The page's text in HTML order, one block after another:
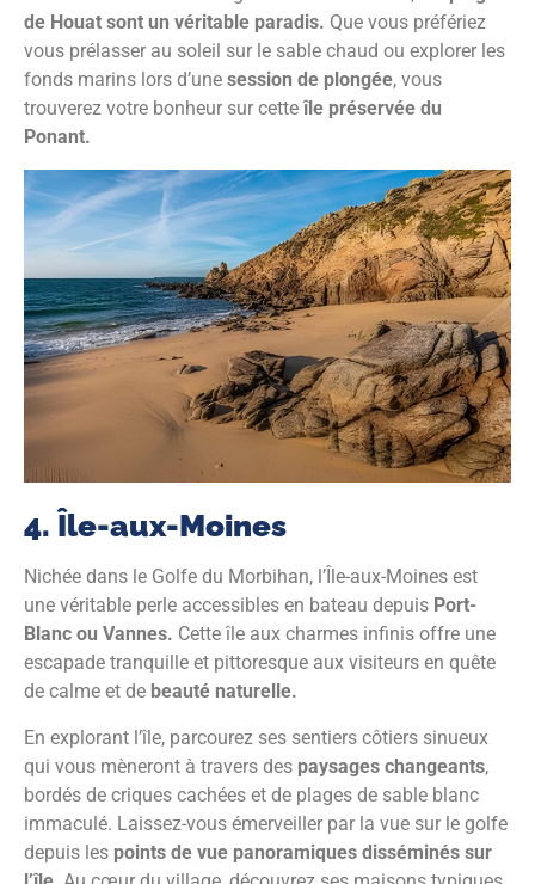
de Houat sont un véritable paradis. Que vous préfériez
vous prélasser au soleil sur le sable chaud ou explorer les
fonds marins lors d’une session de plongée, vous
trouverez votre bonheur sur cetteîle préservée du
Ponant.
4. Île-aux-Moines
Nichée dans le Golfe du Morbihan, l’Île-aux-Moines est
une véritable perle accessibles en bateau depuis Port-
Blanc ou Vannes. Cette île aux charmes infinis offre une
escapade tranquille et pittoresque aux visiteurs en quête
de calme et de beauté naturelle.
En explorant l’île, parcourez ses sentiers côtiers sinueux
qui vous mèneront à travers des paysages changeants,
bordés de criques cachées et de plages de sable blanc
immaculé. Laissez-vous émerveiller par la vue sur le golfe
depuis les points de vue panoramiques disséminés sur